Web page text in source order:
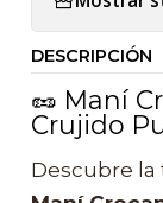
DESCRIPCIÓN
🥜 Maní
Crujido
Descubre